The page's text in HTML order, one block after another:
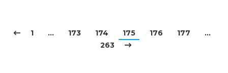
1 … 173 174 175 176 177
…
263